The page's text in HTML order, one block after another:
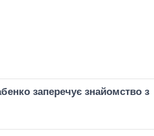
заперечує знайомство з